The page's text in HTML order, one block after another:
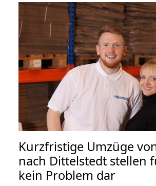
Kurzfristige Umzüge
nach Dittelstedt stellen
kein Problem dar